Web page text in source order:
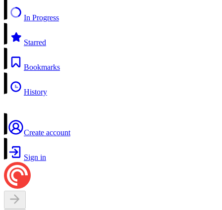
In Progress
Starred
Bookmarks
History
Create account
Sign in